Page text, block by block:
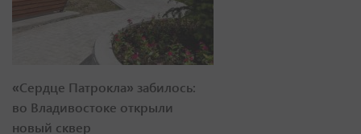
«Сердце Патрокла» забилось:
во Владивостоке открыли
новый сквер